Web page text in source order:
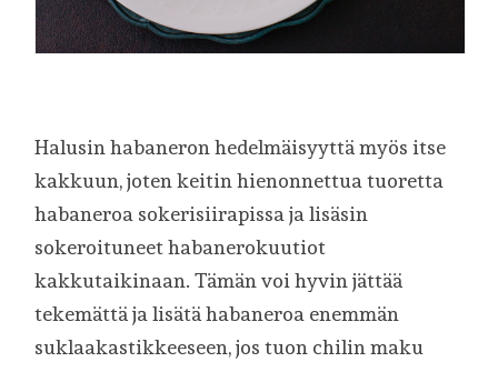
Halusin habaneron hedelmäisyyttä myös itse
kakkuun, joten keitin hienonnettua tuoretta
habaneroa sokerisiirapissa ja lisäsin
sokeroituneet habanerokuutiot
kakkutaikinaan. Tämän voi hyvin jättää
tekemättä ja lisätä habaneroa enemmän
suklaakastikkeeseen, jos tuon chilin maku